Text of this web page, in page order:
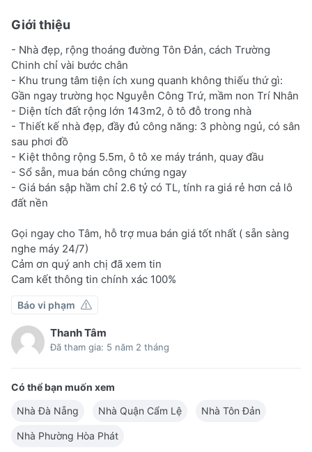
Giới thiệu
- Nhà đẹp, rộng thoáng đường Tôn Đản, cách Trường
Chinh chỉ vài bước chân
- Khu trung tâm tiện ích xung quanh không thiếu thứ gì:
Gần ngay trường học Nguyễn Công Trứ, mầm non Trí Nhân
- Diện tích đất rộng lớn 143m2, ô tô đỗ trong nhà
- Thiết kế nhà đẹp, đầy đủ công năng: 3 phòng ngủ, có sân
sau phơi đồ
- Kiệt thông rộng 5.5m, ô tô xe máy tránh, quay đầu
- Sổ sẵn, mua bán công chứng ngay
- Giá bán sập hầm chỉ 2.6 tỷ có TL, tính ra giá rẻ hơn cả lô
đất nền
Gọi ngay cho Tâm, hỗ trợ mua bán giá tốt nhất ( sẵn sàng
nghe máy 24/7)
Cảm ơn quý anh chị đã xem tin
Cam kết thông tin chính xác 100%
Báo vi phạm
Thanh Tâm
Đã tham gia: 5 năm 2 tháng
Có thể bạn muốn xem
Nhà Đà Nẵng
Nhà Quận Cẩm Lệ Nhà Tôn Đản
Nhà Phường Hòa Phát